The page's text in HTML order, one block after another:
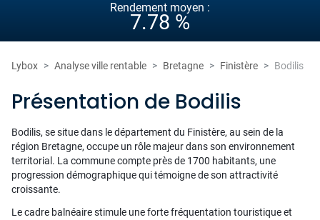
Rendement moyen :
7.78 %
Lybox Analyse ville rentable Bretagne Finistère Bodilis
Présentation de Bodilis
Bodilis, se situe dans le département du Finistère, au sein de la
région Bretagne, occupe un rôle majeur dans son environnement
territorial. La commune compte près de 1700 habitants, une
progression démographique qui témoigne de son attractivité
croissante.
Le cadre balnéaire stimule une forte fréquentation touristique et